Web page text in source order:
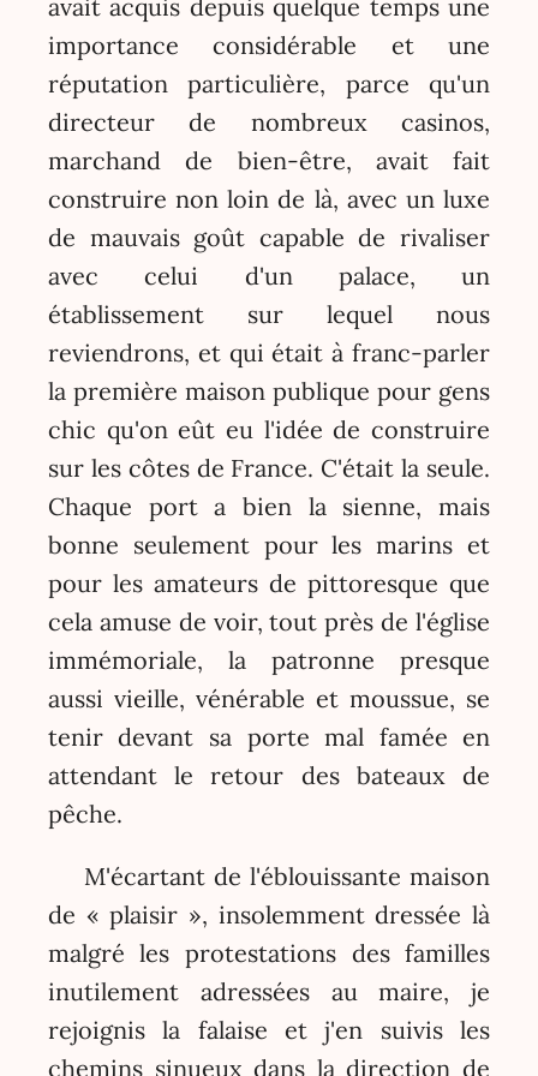
avait acquis depuis quelque temps une
importance considérable et une
réputation particulière, parce qu'un
directeur de nombreux casinos,
marchand de bien-être, avait fait
construire non loin de là, avec un luxe
de mauvais goût capable de rivaliser
avec celui d'un palace, un
établissement sur lequel nous
reviendrons, et qui était à franc-parler
la première maison publique pour gens
chic qu'on eût eu l'idée de construire
sur les côtes de France. C'était la seule.
Chaque port a bien la sienne, mais
bonne seulement pour les marins et
pour les amateurs de pittoresque que
cela amuse de voir, tout près de l'église
immémoriale, la patronne presque
aussi vieille, vénérable et moussue, se
tenir devant sa porte mal famée en
attendant le retour des bateaux de
pêche.
M'écartant de l'éblouissante maison
de « plaisir », insolemment dressée là
malgré les protestations des familles
inutilement adressées au maire, je
rejoignis la falaise et j'en suivis les
chemins sinueux dans la direction de